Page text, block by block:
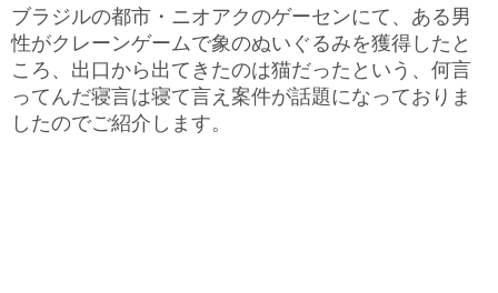
ブラジルの都市・ニオアクのゲーセンにて、ある男
性がクレーンゲームで象のぬいぐるみを獲得したと
ころ、出口から出てきたのは猫だったという、何言
ってんだ寝言は寝て言え案件が話題になっておりま
したのでご紹介します。